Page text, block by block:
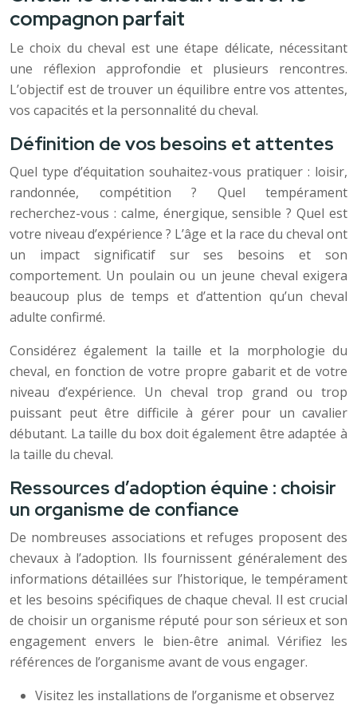
compagnon parfait
Le choix du cheval est une étape délicate, nécessitant
une réflexion approfondie et plusieurs rencontres.
L’objectif est de trouver un équilibre entre vos attentes,
vos capacités et la personnalité du cheval.
Définition de vos besoins et attentes
Quel type d’équitation souhaitez-vous pratiquer : loisir,
randonnée, compétition ? Quel tempérament
recherchez-vous : calme, énergique, sensible ? Quel est
votre niveau d’expérience ? L’âge et la race du cheval ont
un impact significatif sur ses besoins et son
comportement. Un poulain ou un jeune cheval exigera
beaucoup plus de temps et d’attention qu’un cheval
adulte confirmé.
Considérez également la taille et la morphologie du
cheval, en fonction de votre propre gabarit et de votre
niveau d’expérience. Un cheval trop grand ou trop
puissant peut être difficile à gérer pour un cavalier
débutant. La taille du box doit également être adaptée à
la taille du cheval.
Ressources d’adoption équine : choisir
un organisme de confiance
De nombreuses associations et refuges proposent des
chevaux à l’adoption. Ils fournissent généralement des
informations détaillées sur l’historique, le tempérament
et les besoins spécifiques de chaque cheval. Il est crucial
de choisir un organisme réputé pour son sérieux et son
engagement envers le bien-être animal. Vérifiez les
références de l’organisme avant de vous engager.
Visitez les installations de l’organisme et observez